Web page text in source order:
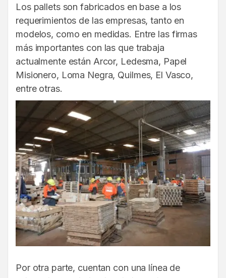
Los pallets son fabricados en base a los
requerimientos de las empresas, tanto en
modelos, como en medidas. Entre las firmas
más importantes con las que trabaja
actualmente están Arcor, Ledesma, Papel
Misionero, Loma Negra, Quilmes, El Vasco,
entre otras.
Por otra parte, cuentan con una línea de